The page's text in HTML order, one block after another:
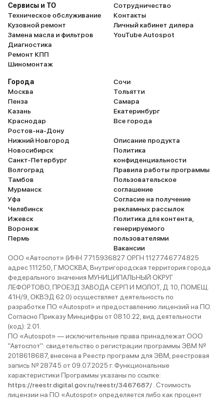
Сервисы и ТО
Техническое обслуживание
Кузовной ремонт
Замена масла и фильтров
Диагностика
Ремонт КПП
Шиномонтаж
Сотрудничество
Контакты
Личный кабинет дилера
YouTube Autospot
Города
Москва
Пенза
Казань
Краснодар
Ростов-на-Дону
Нижний Новгород
Новосибирск
Санкт-Петербург
Волгоград
Тамбов
Мурманск
Уфа
Челябинск
Ижевск
Воронеж
Пермь
Сочи
Тольятти
Самара
Екатеринбург
Все города
Описание продукта
Политика
конфиденциальности
Правила работы программы
Пользовательское
соглашение
Согласие на получение
рекламных рассылок
Политика для контента,
генерируемого
пользователями
Вакансии
ООО «Автоспот» (ИНН 7715936827 ОРГН 1127746774825
адрес 111250, Г.МОСКВА, Внутригородская территория города
федерального значения МУНИЦИПАЛЬНЫЙ ОКРУГ
ЛЕФОРТОВО, ПРОЕЗД ЗАВОДА СЕРП И МОЛОТ, Д. 10, ПОМЕЩ.
41Н/9, ОКВЭД 62.0) осуществляет деятельность по
разработке ПО «Autospot» и предоставлению лицензий на ПО.
Согласно Приказу Минцифры от 08.10.22, вид деятельности
(код): 2.01.
ПО «Autospot» — исключительные права принадлежат ООО
"Автоспот": свидетельство о регистрации программы ЭВМ №
2018618687, внесена в Реестр программ для ЭВМ, реестровая
запись № 28745 от 09.07.2025 г. Функциональные
характеристики Программы указаны по ссылке:
https://reestr.digital.gov.ru/reestr/3467687/ . Стоимость
лицензии на ПО «Autospot» определяется либо как процент